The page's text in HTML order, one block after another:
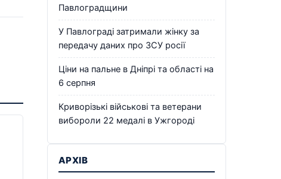
Павлоградщини
У Павлограді затримали жінку за
передачу даних про ЗСУ росії
Ціни на пальне в Дніпрі та області на
6 серпня
Криворізькі військові та ветерани
вибороли 22 медалі в Ужгороді
АРХІВ